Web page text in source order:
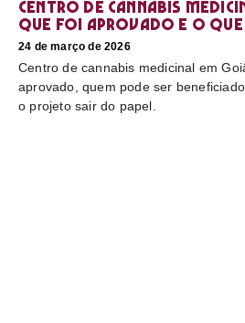
Centro de cannabis
que foi aprovado e o que
24 de março de 2026
Centro de cannabis medicinal em
aprovado, quem pode ser
o projeto sair do papel.